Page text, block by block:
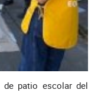
de patio escolar del